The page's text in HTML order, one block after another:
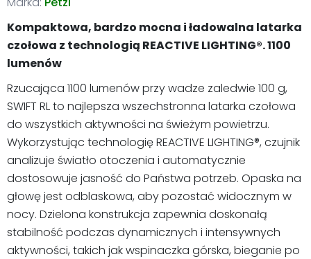
Kompaktowa, bardzo mocna i ładowalna latarka
czołowa z technologią REACTIVE LIGHTING®. 1100
lumenów
Rzucająca 1100 lumenów przy wadze zaledwie 100 g,
SWIFT RL to najlepsza wszechstronna latarka czołowa
do wszystkich aktywności na świeżym powietrzu.
Wykorzystując technologię REACTIVE LIGHTING®, czujnik
analizuje światło otoczenia i automatycznie
dostosowuje jasność do Państwa potrzeb. Opaska na
głowę jest odblaskowa, aby pozostać widocznym w
nocy. Dzielona konstrukcja zapewnia doskonałą
stabilność podczas dynamicznych i intensywnych
aktywności, takich jak wspinaczka górska, bieganie po